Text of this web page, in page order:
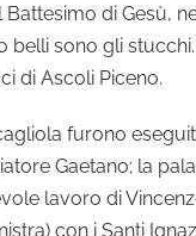
di Gesù,
sono gli
di Ascoli Piceno.
furono
Gaetano; la
lavoro di
con i Santi